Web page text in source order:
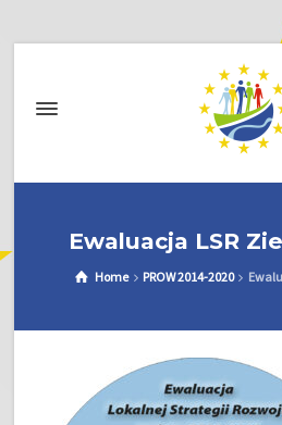
Ewaluacja LSR
Home PROW 2014-2020